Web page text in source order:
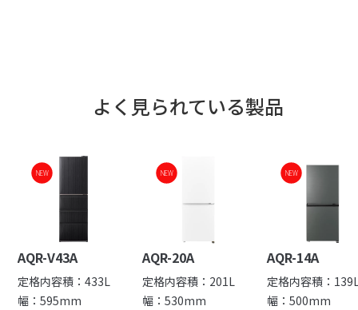
よく見られている製品
NEW
AQR-V43A
定格内容積：433L
幅：595mm
NEW
AQR-20A
定格内容積：201L
幅：530mm
NEW
AQR-14A
定格内容積：
幅：500mm